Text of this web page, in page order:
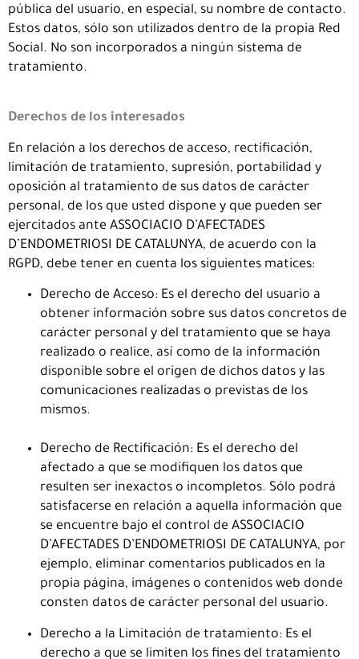
pública del usuario, en especial, su nombre de contacto.
Estos datos, sólo son utilizados dentro de la propia Red
Social. No son incorporados a ningún sistema de
tratamiento.
Derechos de los interesados
En relación a los derechos de acceso, rectificación,
limitación de tratamiento, supresión, portabilidad y
oposición al tratamiento de sus datos de carácter
personal, de los que usted dispone y que pueden ser
ejercitados ante ASSOCIACIO D’AFECTADES
D’ENDOMETRIOSI DE CATALUNYA, de acuerdo con la
RGPD, debe tener en cuenta los siguientes matices:
Derecho de Acceso: Es el derecho del usuario a
obtener información sobre sus datos concretos de
carácter personal y del tratamiento que se haya
realizado o realice, así como de la información
disponible sobre el origen de dichos datos y las
comunicaciones realizadas o previstas de los
mismos.
Derecho de Rectificación: Es el derecho del
afectado a que se modifiquen los datos que
resulten ser inexactos o incompletos. Sólo podrá
satisfacerse en relación a aquella información que
se encuentre bajo el control de ASSOCIACIO
D’AFECTADES D’ENDOMETRIOSI DE CATALUNYA, por
ejemplo, eliminar comentarios publicados en la
propia página, imágenes o contenidos web donde
consten datos de carácter personal del usuario.
Derecho a la Limitación de tratamiento: Es el
derecho a que se limiten los fines del tratamiento